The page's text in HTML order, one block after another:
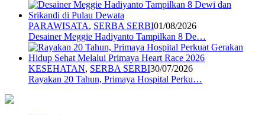
PARAWISATA, SERBA SERBI01/08/2026
Desainer Meggie Hadiyanto Tampilkan 8 De…
KESEHATAN, SERBA SERBI30/07/2026
Rayakan 20 Tahun, Primaya Hospital Perku…